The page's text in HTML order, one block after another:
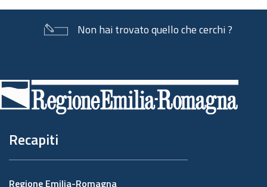
Non hai trovato quello che cerchi ?
di
pagina
Recapiti
Regione Emilia-Romagna